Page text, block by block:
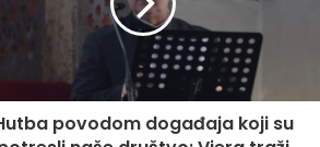
povodom događaja koji su